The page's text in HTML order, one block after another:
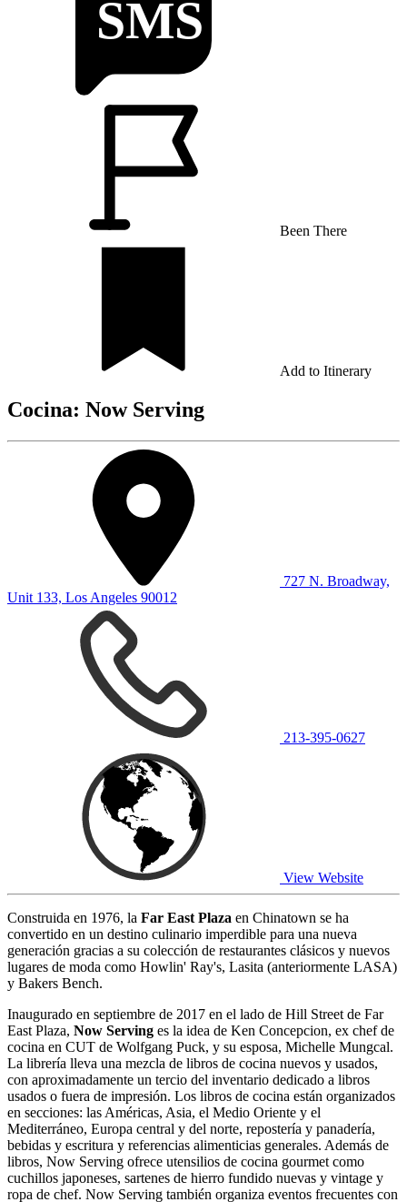
Been There
Add to Itinerary
Cocina: Now Serving
727 N. Broadway,
Unit 133, Los Angeles 90012
213-395-0627
View Website
Construida en 1976, la Far East Plaza en Chinatown se ha
convertido en un destino culinario imperdible para una nueva
generación gracias a su colección de restaurantes clásicos y nuevos
lugares de moda como Howlin' Ray's, Lasita (anteriormente LASA)
y Bakers Bench.
Inaugurado en septiembre de 2017 en el lado de Hill Street de Far
East Plaza, Now Serving es la idea de Ken Concepcion, ex chef de
cocina en CUT de Wolfgang Puck, y su esposa, Michelle Mungcal.
La librería lleva una mezcla de libros de cocina nuevos y usados,
con aproximadamente un tercio del inventario dedicado a libros
usados o fuera de impresión. Los libros de cocina están organizados
en secciones: las Américas, Asia, el Medio Oriente y el
Mediterráneo, Europa central y del norte, repostería y panadería,
bebidas y escritura y referencias alimenticias generales. Además de
libros, Now Serving ofrece utensilios de cocina gourmet como
cuchillos japoneses, sartenes de hierro fundido nuevas y vintage y
ropa de chef. Now Serving también organiza eventos frecuentes con